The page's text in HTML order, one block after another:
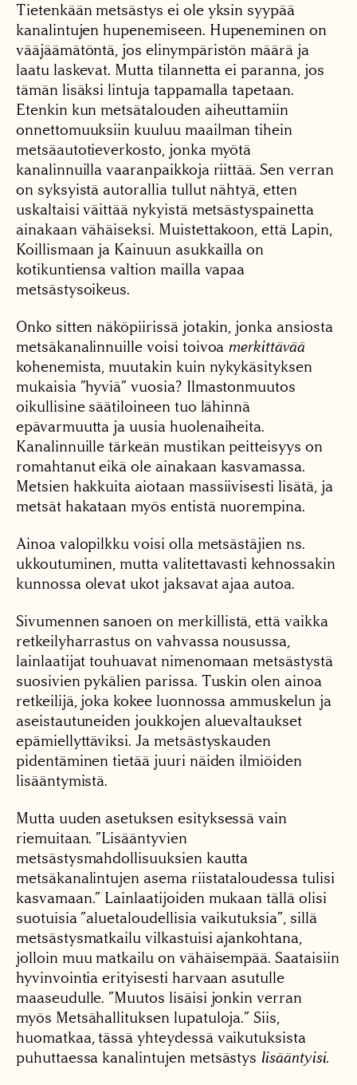
Tietenkään metsästys ei ole yksin syypää
kanalintujen hupenemiseen. Hupeneminen on
vääjäämätöntä, jos elinympäristön määrä ja
laatu laskevat. Mutta tilannetta ei paranna, jos
tämän lisäksi lintuja tappamalla tapetaan.
Etenkin kun metsätalouden aiheuttamiin
onnettomuuksiin kuuluu maailman tihein
metsäautotieverkosto, jonka myötä
kanalinnuilla vaaranpaikkoja riittää. Sen verran
on syksyistä autorallia tullut nähtyä, etten
uskaltaisi väittää nykyistä metsästyspainetta
ainakaan vähäiseksi. Muistettakoon, että Lapin,
Koillismaan ja Kainuun asukkailla on
kotikuntiensa valtion mailla vapaa
metsästysoikeus.
Onko sitten näköpiirissä jotakin, jonka ansiosta
metsäkanalinnuille voisi toivoa merkittävää
kohenemista, muutakin kuin nykykäsityksen
mukaisia ”hyviä” vuosia? Ilmastonmuutos
oikullisine säätiloineen tuo lähinnä
epävarmuutta ja uusia huolenaiheita.
Kanalinnuille tärkeän mustikan peitteisyys on
romahtanut eikä ole ainakaan kasvamassa.
Metsien hakkuita aiotaan massiivisesti lisätä, ja
metsät hakataan myös entistä nuorempina.
Ainoa valopilkku voisi olla metsästäjien ns.
ukkoutuminen, mutta valitettavasti kehnossakin
kunnossa olevat ukot jaksavat ajaa autoa.
Sivumennen sanoen on merkillistä, että vaikka
retkeilyharrastus on vahvassa nousussa,
lainlaatijat touhuavat nimenomaan metsästystä
suosivien pykälien parissa. Tuskin olen ainoa
retkeilijä, joka kokee luonnossa ammuskelun ja
aseistautuneiden joukkojen aluevaltaukset
epämiellyttäviksi. Ja metsästyskauden
pidentäminen tietää juuri näiden ilmiöiden
lisääntymistä.
Mutta uuden asetuksen esityksessä vain
riemuitaan. ”Lisääntyvien
metsästysmahdollisuuksien kautta
metsäkanalintujen asema riistataloudessa tulisi
kasvamaan.” Lainlaatijoiden mukaan tällä olisi
suotuisia ”aluetaloudellisia vaikutuksia”, sillä
metsästysmatkailu vilkastuisi ajankohtana,
jolloin muu matkailu on vähäisempää. Saataisiin
hyvinvointia erityisesti harvaan asutulle
maaseudulle. ”Muutos lisäisi jonkin verran
myös Metsähallituksen lupatuloja.” Siis,
huomatkaa, tässä yhteydessä vaikutuksista
puhuttaessa kanalintujen metsästys lisääntyisi.